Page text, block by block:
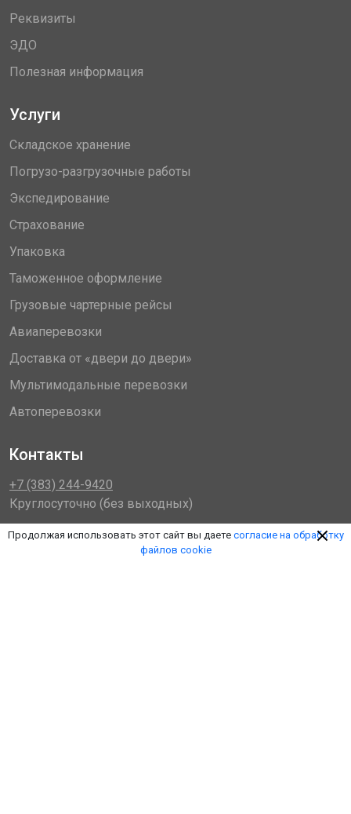
Реквизиты
ЭДО
Полезная информация
Услуги
Складское хранение
Погрузо-разгрузочные работы
Экспедирование
Страхование
Упаковка
Таможенное оформление
Грузовые чартерные рейсы
Авиаперевозки
Доставка от «двери до двери»
Мультимодальные перевозки
Автоперевозки
Контакты
+7 (383) 244-9420
Круглосуточно (без выходных)
nsk@plkcargo.ru
Продолжая использовать этот сайт вы даете согласие на обработку
файлов cookie